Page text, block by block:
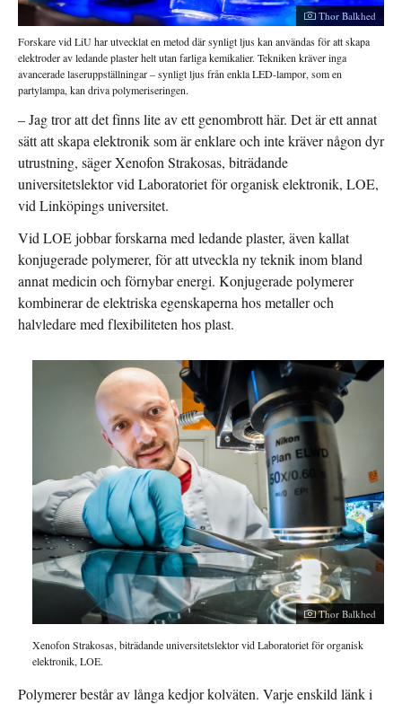
Fotograf:
Thor Balkhed
Forskare vid LiU har utvecklat en metod där synligt ljus kan användas för att skapa
elektroder av ledande plaster helt utan farliga kemikalier. Tekniken kräver inga
avancerade laseruppställningar – synligt ljus från enkla LED-lampor, som en
partylampa, kan driva polymeriseringen.
– Jag tror att det finns lite av ett genombrott här. Det är ett annat
sätt att skapa elektronik som är enklare och inte kräver någon dyr
utrustning, säger Xenofon Strakosas, biträdande
universitetslektor vid Laboratoriet för organisk elektronik, LOE,
vid Linköpings universitet.
Vid LOE jobbar forskarna med ledande plaster, även kallat
konjugerade polymerer, för att utveckla ny teknik inom bland
annat medicin och förnybar energi. Konjugerade polymerer
kombinerar de elektriska egenskaperna hos metaller och
halvledare med flexibiliteten hos plast.
Thor Balkhed
Xenofon Strakosas, biträdande universitetslektor vid Laboratoriet för organisk
elektronik, LOE.
Polymerer består av långa kedjor kolväten. Varje enskild länk i